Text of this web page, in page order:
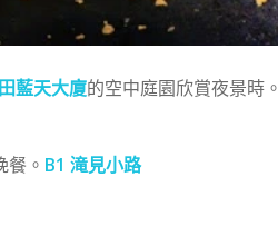
藍天大廈的空中庭園欣賞夜景時。
。 B1 滝見小路